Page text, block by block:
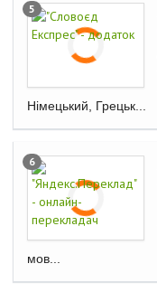
5
Німецький, Грецьк...
6
мов...